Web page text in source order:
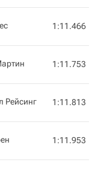
1:11.466
1:11.753
Рейсинг 1:11.813
1:11.953